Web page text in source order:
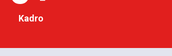
Kadro